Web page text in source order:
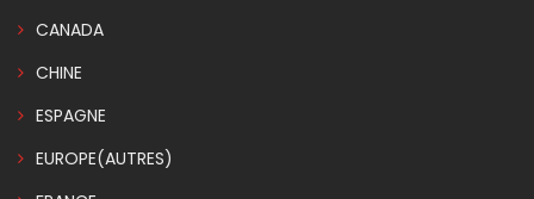
CANADA
CHINE
ESPAGNE
EUROPE(AUTRES)